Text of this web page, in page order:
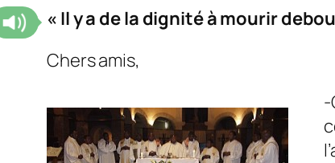
« Il y a de la dignité à mourir
Chers amis,
-